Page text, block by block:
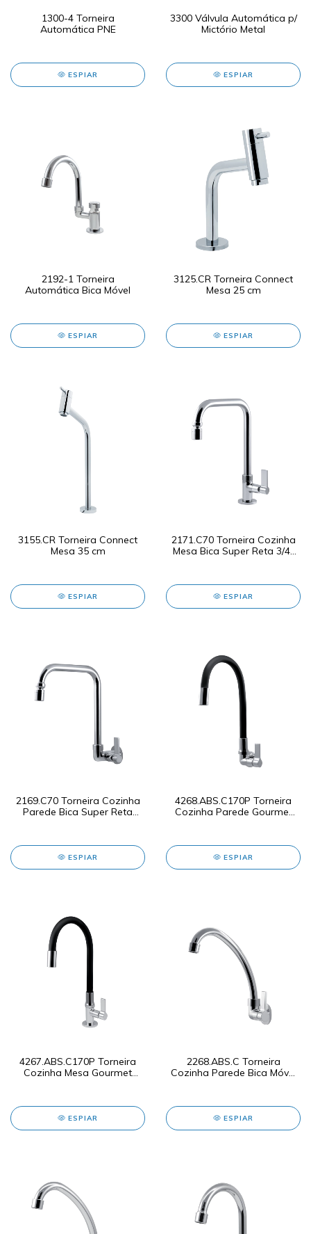
1300-4 Torneira
Automática PNE
ESPIAR
3300 Válvula Automática p/
Mictório Metal
ESPIAR
2192-1 Torneira
Automática Bica Móvel
ESPIAR
3125.CR Torneira Connect
Mesa 25 cm
ESPIAR
3155.CR Torneira Connect
Mesa 35 cm
ESPIAR
2171.C70 Torneira Cozinha
Mesa Bica Super Reta 3/4"
ESPIAR
2169.C70 Torneira Cozinha
Parede Bica Super Reta
ESPIAR
4268.ABS.C170P Torneira
Cozinha Parede Gourmet
ESPIAR
4267.ABS.C170P Torneira
Cozinha Mesa Gourmet
ESPIAR
2268.ABS.C Torneira
Cozinha Parede Bica Móvel
ESPIAR